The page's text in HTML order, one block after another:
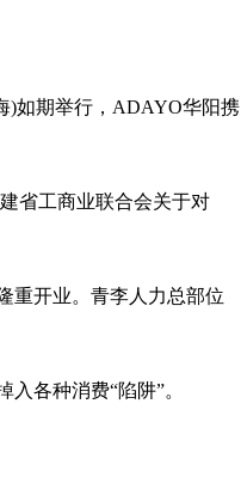
如期举行，ADAYO华阳携
省工商业联合会关于对
开业。青李人力总部位
各种消费“陷阱”。